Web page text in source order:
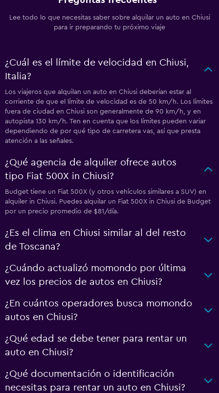
Lee todo lo que necesitas saber sobre alquilar un auto en Chiusi
para ir preparando tu próximo viaje
¿Cuál es el límite de velocidad en Chiusi,
Italia?
Los viajeros que alquilan un auto en Chiusi deberían estar al
corriente de que el límite de velocidad es de 50 km/h. Los límites
fuera de ciudad en Chiusi son generalmente de 90 km/h, y en
autopista 130 km/h. Ten en cuenta que los límites pueden variar
dependiendo de por qué tipo de carretera vas, así que presta
atención a las señales.
¿Qué agencia de alquiler ofrece autos
tipo Fiat 500X in Chiusi?
Budget tiene un Fiat 500X (y otros vehículos similares a SUV) en
alquiler in Chiusi. Puedes alquilar un Fiat 500X in Chiusi de Budget
por un precio promedio de $81/día.
¿Es el clima en Chiusi similar al del resto
de Toscana?
¿Cuándo actualizó momondo por última
vez los precios de autos en Chiusi?
¿En cuántos operadores busca momondo
autos en Chiusi?
¿Qué edad se debe tener para rentar un
auto en Chiusi?
¿Qué documentación o identificación
necesitas para rentar un auto en Chiusi?